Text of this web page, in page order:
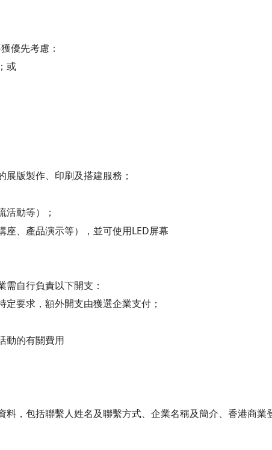
優先考慮：
或
版製作、印刷及搭建服務；
動等）；
、產品演示等），並可使用LED屏幕
自行負責以下開支：
要求，額外開支由獲選企業支付；
動的有關費用
料，包括聯繫人姓名及聯繫方式、企業名稱及簡介、香港商